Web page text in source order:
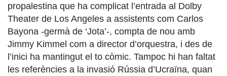
propalestina que ha complicat l’entrada al Dolby
Theater de Los Angeles a assistents com Carlos
Bayona -germà de ‘Jota’-, compta de nou amb
Jimmy Kimmel com a director d’orquestra, i des de
l’inici ha mantingut el to còmic. Tampoc hi han faltat
les referències a la invasió Rússia d’Ucraïna, quan